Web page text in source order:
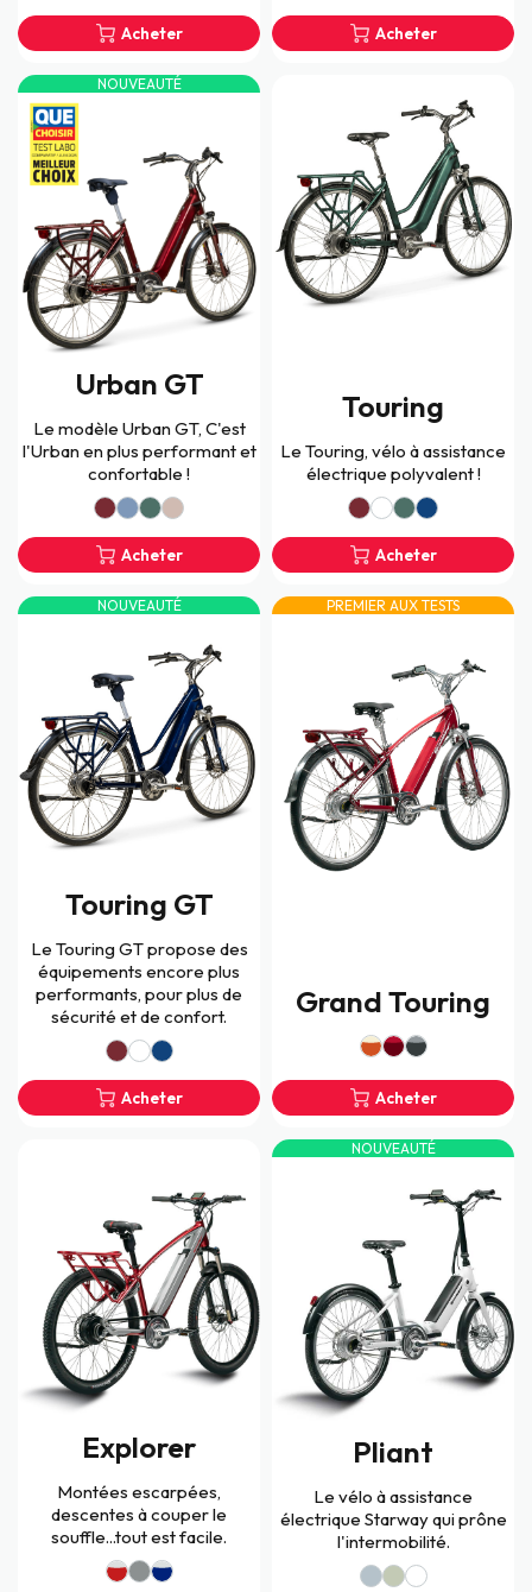
Acheter Acheter
NOUVEAUTÉ
Urban GT
Le modèle Urban GT, C'est
l'Urban en plus performant et
confortable !
Acheter
Touring
Le Touring, vélo à assistance
électrique polyvalent !
Acheter
NOUVEAUTÉ
Touring GT
Le Touring GT propose des
équipements encore plus
performants, pour plus de
sécurité et de confort.
Acheter
PREMIER AUX TESTS
Grand Touring
Acheter
Explorer
Montées escarpées,
descentes à couper le
souffle...tout est facile.
NOUVEAUTÉ
Pliant
Le vélo à assistance
électrique Starway qui prône
l'intermobilité.